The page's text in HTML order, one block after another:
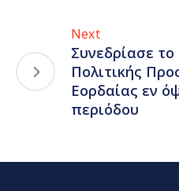
Next
Συνεδρίασε
Πολιτικής
Εορδαίας εν
περιόδου